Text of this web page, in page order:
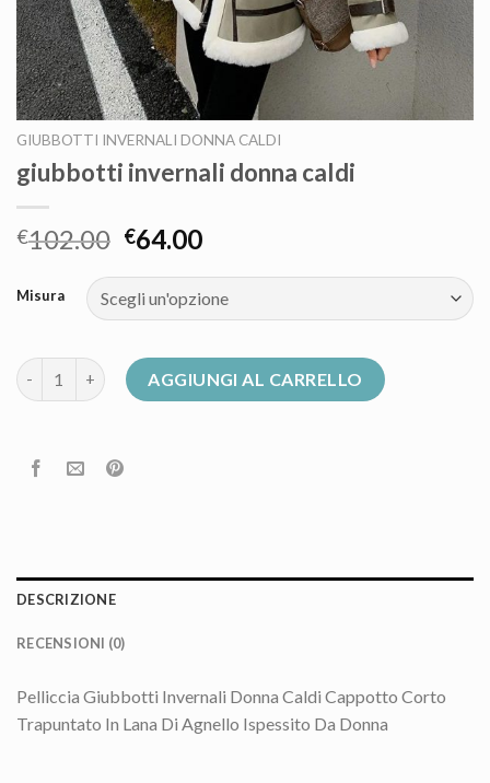
GIUBBOTTI INVERNALI DONNA CALDI
giubbotti invernali donna caldi
€102.00 €64.00
Misura
giubbotti invernali donna caldi quantità
AGGIUNGI AL CARRELLO
DESCRIZIONE
RECENSIONI (0)
Pelliccia Giubbotti Invernali Donna Caldi Cappotto Corto
Trapuntato In Lana Di Agnello Ispessito Da Donna